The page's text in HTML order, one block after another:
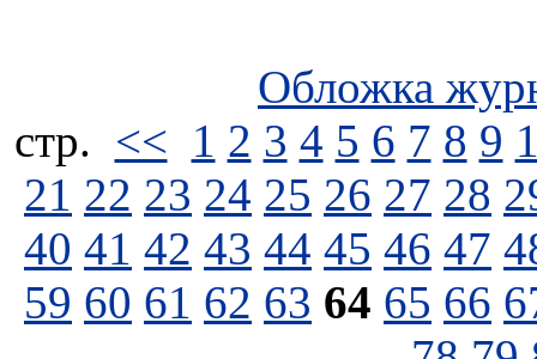
Обложка
стp. << 1 2 3 4 5 6 7 8 9
21 22 23 24 25 26 27 28
40 41 42 43 44 45 46 47
59 60 61 62 63 64 65 66